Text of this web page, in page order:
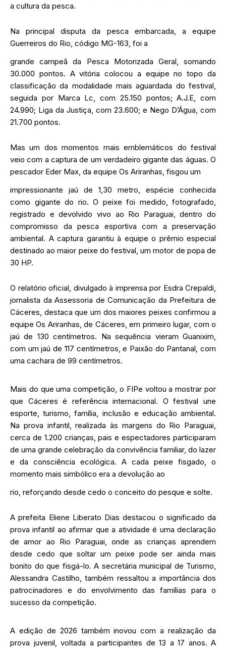
a cultura da pesca.
Na principal disputa da pesca embarcada, a equipe
Guerreiros do Rio, código MG-163, foi a
grande campeã da Pesca Motorizada Geral, somando
30.000 pontos. A vitória colocou a equipe no topo da
classificação da modalidade mais aguardada do festival,
seguida por Marca Lc, com 25.150 pontos; A.J.E, com
24.990; Liga da Justiça, com 23.600; e Nego D’Água, com
21.700 pontos.
Mas um dos momentos mais emblemáticos do festival
veio com a captura de um verdadeiro gigante das águas. O
pescador Eder Max, da equipe Os Ariranhas, fisgou um
impressionante jaú de 1,30 metro, espécie conhecida
como gigante do rio. O peixe foi medido, fotografado,
registrado e devolvido vivo ao Rio Paraguai, dentro do
compromisso da pesca esportiva com a preservação
ambiental. A captura garantiu à equipe o prêmio especial
destinado ao maior peixe do festival, um motor de popa de
30 HP.
O relatório oficial, divulgado à imprensa por Esdra Crepaldi,
jornalista da Assessoria de Comunicação da Prefeitura de
Cáceres, destaca que um dos maiores peixes confirmou a
equipe Os Ariranhas, de Cáceres, em primeiro lugar, com o
jaú de 130 centímetros. Na sequência vieram Guanixim,
com um jaú de 117 centímetros, e Paixão do Pantanal, com
uma cachara de 99 centímetros.
Mais do que uma competição, o FIPe voltou a mostrar por
que Cáceres é referência internacional. O festival une
esporte, turismo, família, inclusão e educação ambiental.
Na prova infantil, realizada às margens do Rio Paraguai,
cerca de 1.200 crianças, pais e espectadores participaram
de uma grande celebração da convivência familiar, do lazer
e da consciência ecológica. A cada peixe fisgado, o
momento mais simbólico era a devolução ao
rio, reforçando desde cedo o conceito do pesque e solte.
A prefeita Eliene Liberato Dias destacou o significado da
prova infantil ao afirmar que a atividade é uma declaração
de amor ao Rio Paraguai, onde as crianças aprendem
desde cedo que soltar um peixe pode ser ainda mais
bonito do que fisgá-lo. A secretária municipal de Turismo,
Alessandra Castilho, também ressaltou a importância dos
patrocinadores e do envolvimento das famílias para o
sucesso da competição.
A edição de 2026 também inovou com a realização da
prova juvenil, voltada a participantes de 13 a 17 anos. A